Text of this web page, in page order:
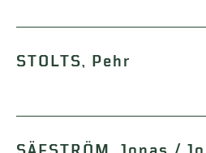
STOLTS, Pehr